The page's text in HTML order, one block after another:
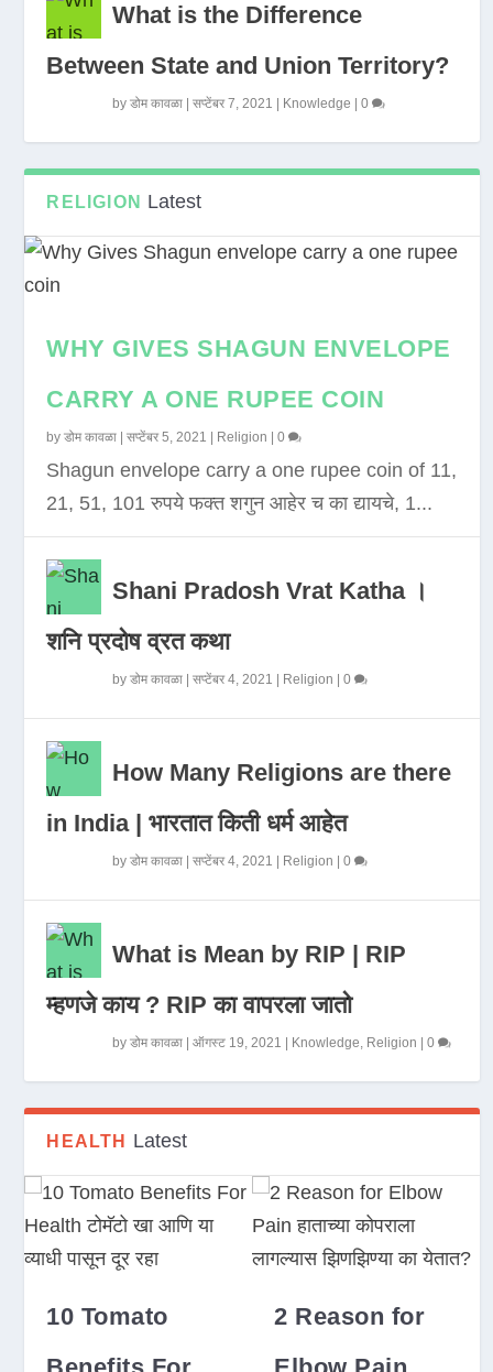
What is the Difference
Between State and Union Territory?
byडोम कावळा |सप्टेंबर 7, 2021 Knowledge |0
RELIGION Latest
WHY GIVES SHAGUN ENVELOPE
CARRY A ONE RUPEE COIN
byडोम कावळा |सप्टेंबर 5, 2021 Religion |0
Shagun envelope carry a one rupee coin of 11,
21, 51, 101 रुपये फक्त शगुन आहेर च का द्यायचे, 1...
Shani Pradosh Vrat Katha ।
शनि प्रदोष व्रत कथा
byडोम कावळा |सप्टेंबर 4, 2021 Religion |0
How Many Religions are there
in India | भारतात किती धर्म आहेत
byडोम कावळा |सप्टेंबर 4, 2021 Religion |0
What is Mean by RIP | RIP
म्हणजे काय ? RIP का वापरला जातो
byडोम कावळा |ऑगस्ट 19, 2021 Knowledge, Religion |0
HEALTH Latest
10 Tomato
2 Reason for